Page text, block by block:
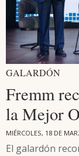
GALARDÓN
Fremm
la Mejor
MIÉRCOLES, 18 DE
El galardón